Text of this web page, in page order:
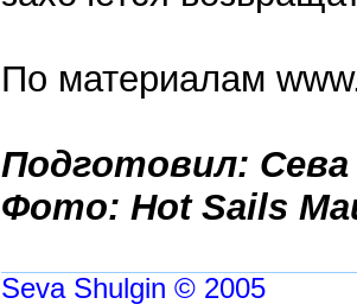
По материалам
Подготовил:
Фото: Hot Sails
Seva Shulgin © 2005